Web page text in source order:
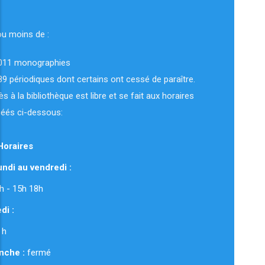
moins de :
monographies
périodiques dont certains ont cessé de paraître.
à la bibliothèque est libre et se fait aux horaires
ci-dessous:
au vendredi :
12h - 15h 18h
:
: fermé